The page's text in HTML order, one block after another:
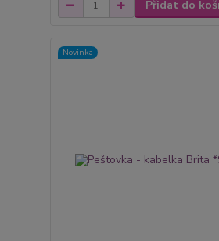
Přidat do
Novinka